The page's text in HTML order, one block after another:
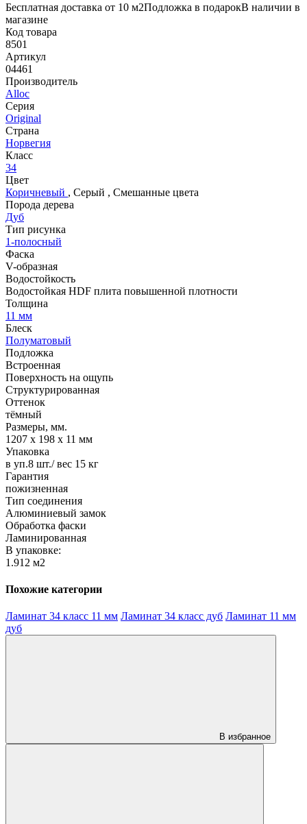
Бесплатная доставка от 10 м2Подложка в подарокВ наличии в
магазине
Код товара
8501
Артикул
04461
Производитель
Alloc
Серия
Original
Страна
Норвегия
Класс
34
Цвет
Коричневый , Серый , Смешанные цвета
Порода дерева
Дуб
Тип рисунка
1-полосный
Фаска
V-образная
Водостойкость
Водостойкая HDF плита повышенной плотности
Толщина
11 мм
Блеск
Полуматовый
Подложка
Встроенная
Поверхность на ощупь
Структурированная
Оттенок
тёмный
Размеры, мм.
1207 х 198 х 11 мм
Упаковка
в уп.8 шт./ вес 15 кг
Гарантия
пожизненная
Тип соединения
Алюминиевый замок
Обработка фаски
Ламинированная
В упаковке:
1.912 м2
Похожие категории
Ламинат 34 класс 11 мм Ламинат 34 класс дуб Ламинат 11 мм
дуб
В избранное